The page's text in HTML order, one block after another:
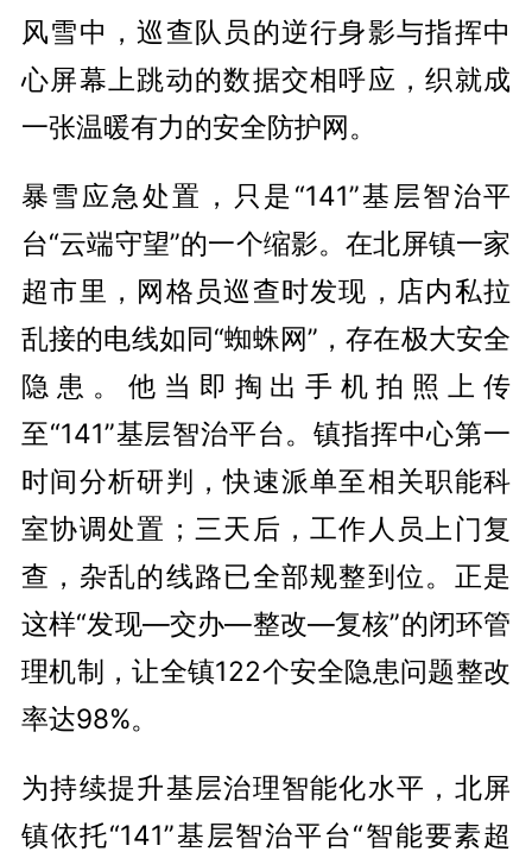
风雪中，巡查队员的逆行身影与指挥中
心屏幕上跳动的数据交相呼应，织就成
一张温暖有力的安全防护网。
暴雪应急处置，只是“141”基层智治平
台“云端守望”的一个缩影。在北屏镇一家
超市里，网格员巡查时发现，店内私拉
乱接的电线如同“蜘蛛网”，存在极大安全
隐患。他当即掏出手机拍照上传
至“141”基层智治平台。镇指挥中心第一
时间分析研判，快速派单至相关职能科
室协调处置；三天后，工作人员上门复
查，杂乱的线路已全部规整到位。正是
这样“发现—交办—整改—复核”的闭环管
理机制，让全镇122个安全隐患问题整改
率达98%。
为持续提升基层治理智能化水平，北屏
镇依托“141”基层智治平台“智能要素超